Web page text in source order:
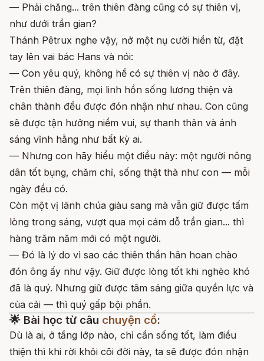
— Phải chăng... trên thiên đàng cũng có sự thiên vị,
như dưới trần gian?
Thánh Pêtrux nghe vậy, nở một nụ cười hiền từ, đặt
tay lên vai bác Hans và nói:
— Con yêu quý, không hề có sự thiên vị nào ở đây.
Trên thiên đàng, mọi linh hồn sống lương thiện và
chân thành đều được đón nhận như nhau. Con cũng
sẽ được tận hưởng niềm vui, sự thanh thản và ánh
sáng vĩnh hằng như bất kỳ ai.
— Nhưng con hãy hiểu một điều này: một người nông
dân tốt bụng, chăm chỉ, sống thật thà như con — mỗi
ngày đều có.
Còn một vị lãnh chúa giàu sang mà vẫn giữ được tấm
lòng trong sáng, vượt qua mọi cám dỗ trần gian... thì
hàng trăm năm mới có một người.
— Đó là lý do vì sao các thiên thần hân hoan chào
đón ông ấy như vậy. Giữ được lòng tốt khi nghèo khó
đã là quý. Nhưng giữ được tâm sáng giữa quyền lực và
của cải — thì quý gấp bội phần.
🌟 Bài học từ câu chuyện cổ:
Dù là ai, ở tầng lớp nào, chỉ cần sống tốt, làm điều
thiện thì khi rời khỏi cõi đời này, ta sẽ được đón nhận